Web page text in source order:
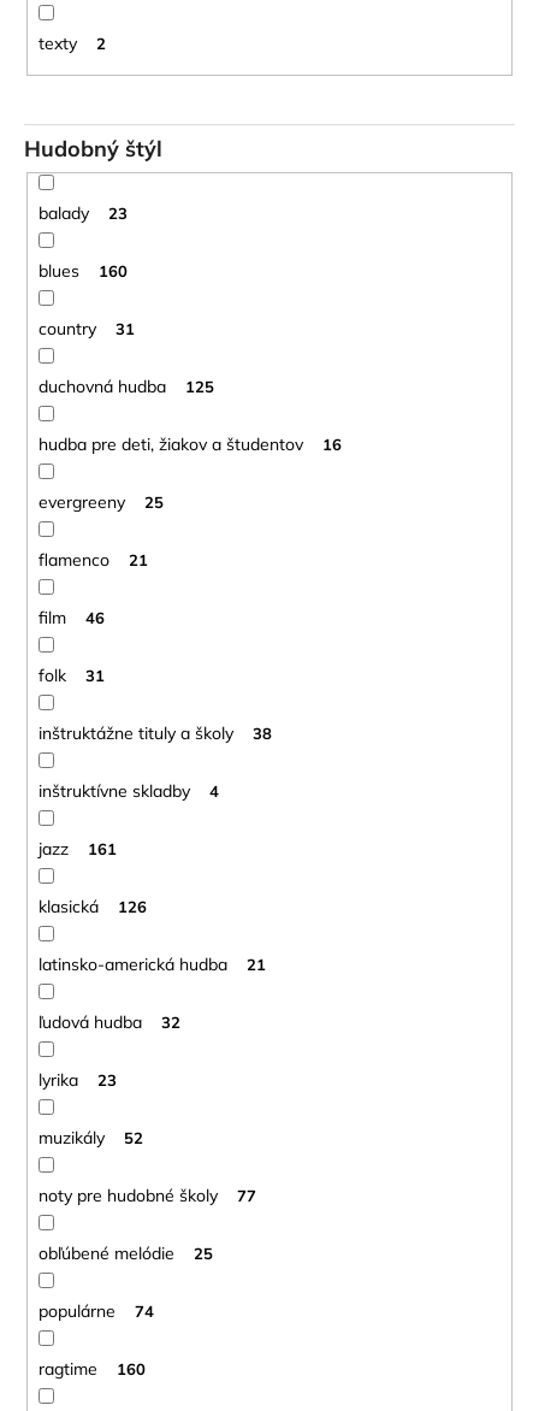
texty 2
Hudobný štýl
balady 23
blues 160
country 31
duchovná hudba 125
hudba pre deti, žiakov a študentov 16
evergreeny 25
flamenco 21
film 46
folk 31
inštruktážne tituly a školy 38
inštruktívne skladby 4
jazz 161
klasická 126
latinsko-americká hudba 21
ľudová hudba 32
lyrika 23
muzikály 52
noty pre hudobné školy 77
obľúbené melódie 25
populárne 74
ragtime 160